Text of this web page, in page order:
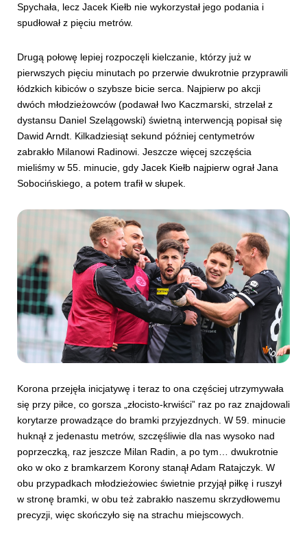
Spychała, lecz Jacek Kiełb nie wykorzystał jego podania i
spudłował z pięciu metrów.
Drugą połowę lepiej rozpoczęli kielczanie, którzy już w
pierwszych pięciu minutach po przerwie dwukrotnie przyprawili
łódzkich kibiców o szybsze bicie serca. Najpierw po akcji
dwóch młodzieżowców (podawał Iwo Kaczmarski, strzelał z
dystansu Daniel Szelągowski) świetną interwencją popisał się
Dawid Arndt. Kilkadziesiąt sekund później centymetrów
zabrakło Milanowi Radinowi. Jeszcze więcej szczęścia
mieliśmy w 55. minucie, gdy Jacek Kiełb najpierw ograł Jana
Sobocińskiego, a potem trafił w słupek.
Korona przejęła inicjatywę i teraz to ona częściej utrzymywała
się przy piłce, co gorsza „złocisto-krwiści” raz po raz znajdowali
korytarze prowadzące do bramki przyjezdnych. W 59. minucie
huknął z jedenastu metrów, szczęśliwie dla nas wysoko nad
poprzeczką, raz jeszcze Milan Radin, a po tym… dwukrotnie
oko w oko z bramkarzem Korony stanął Adam Ratajczyk. W
obu przypadkach młodzieżowiec świetnie przyjął piłkę i ruszył
w stronę bramki, w obu też zabrakło naszemu skrzydłowemu
precyzji, więc skończyło się na strachu miejscowych.